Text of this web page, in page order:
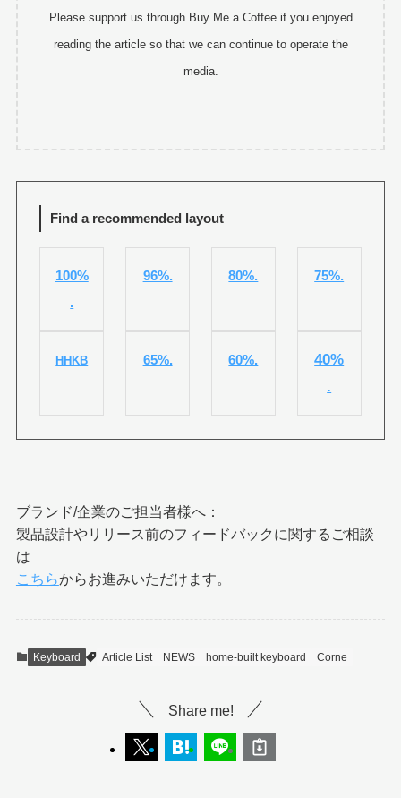
Please support us through Buy Me a Coffee if you enjoyed
reading the article so that we can continue to operate the
media.
Find a recommended layout
100%
.
96%. 80%. 75%.
HHKB 65%. 60%.
40%
.
ブランド/企業のご担当者様へ：
製品設計やリリース前のフィードバックに関するご相談
は
こちらからお進みいただけます。
Keyboard Article List NEWS home-built keyboard Corne
Share me!